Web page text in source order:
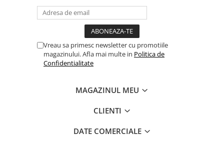
Vreau sa primesc newsletter cu promotiile
magazinului. Afla mai multe in Politica de
Confidentialitate
MAGAZINUL MEU
CLIENTI
DATE COMERCIALE